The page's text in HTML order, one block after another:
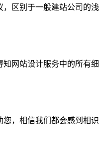
区别于一般建站公司的
网站设计服务中的所有
，相信我们都会感到相